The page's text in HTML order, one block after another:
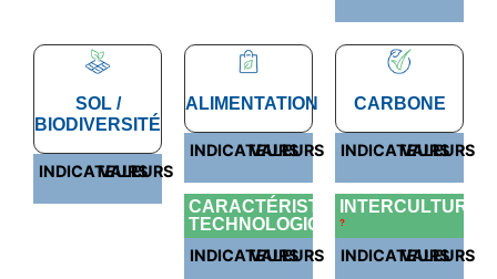
SOL /
BIODIVERSITÉ
INDICATEURS
VALEURS
ALIMENTATION
INDICATEURS
VALEURS
CARACTÉRISTIQUES
TECHNOLOGIQUES
INDICATEURS
VALEURS
CARBONE
INDICATEURS
VALEURS
INTERCULTURES
?
INDICATEURS
VALEURS